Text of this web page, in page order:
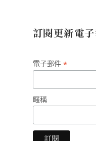
訂閱更新電
電子郵件 *
暱稱